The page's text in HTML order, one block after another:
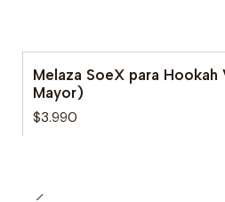
Melaza SoeX para
Mayor)
$3.990